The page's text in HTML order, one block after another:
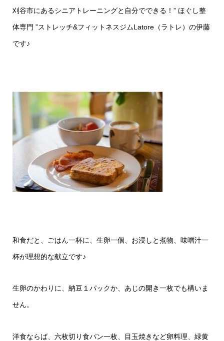
刈谷市にあるシニアトレーニングと自分でできる！” ほぐし整
体専門 ”ストレッチ&フィットネスジムLatore（ラトレ）の伊藤
です♪
和食だと、ごはん一杯に、生卵一個、お浸しと煮物、味噌汁一
杯が理想的な献立です♪
生卵のかわりに、納豆１パックか、あじの開き一枚でも構いま
せん。
洋食ならば、六枚切り食パン一枚、目玉焼きなど卵料理、緑黄